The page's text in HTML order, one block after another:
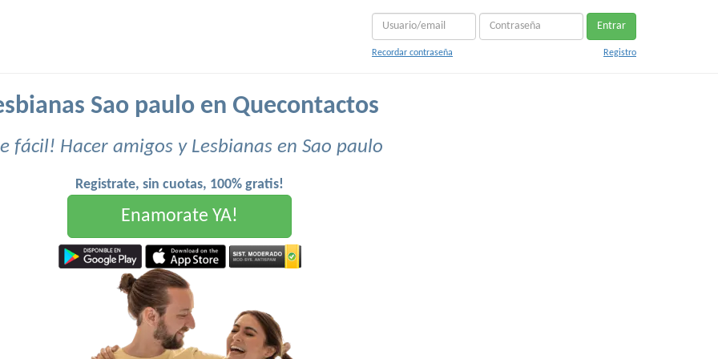
Entrar
Recordar contraseña Registro
Sao paulo en Quecontactos
fácil! Hacer amigos y Lesbianas en Sao paulo
Registrate, sin cuotas, 100% gratis!
Enamorate YA!